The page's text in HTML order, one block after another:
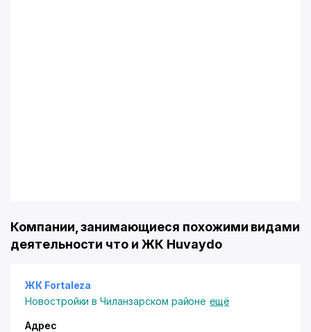
Компании, занимающиеся похожими видами
деятельности что и ЖК Huvaydo
ЖК Fortaleza
Новостройки в Чиланзарском районе ещё
Адрес